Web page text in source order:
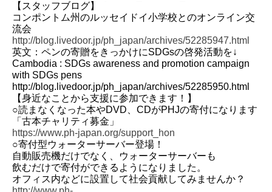
【スタッフブログ】
コンポントム州のルッセイドイ小学校とのオンライン交
流会
http://blog.livedoor.jp/ph_japan/archives/52285947.html
英文：ペンの寄贈をきっかけにSDGsの啓発活動を↓
Cambodia : SDGs awareness and promotion campaign
with SDGs pens
http://blog.livedoor.jp/ph_japan/archives/52285950.html
【身近なことから支援に参加できます！】
○読まなくなった本やDVD、CDがPHJの寄付になります
「古本チャリティ募金」
https://www.ph-japan.org/support_hon
○寄付型ウォーターサーバー登場！
自動販売機だけでなく、ウォーターサーバーも
飲むだけで寄付ができるようになりました。
オフィス内などに設置して社会貢献してみませんか？